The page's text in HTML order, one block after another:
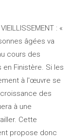
: «
âgées va
cours des
en Finistère. Si les
à l'œuvre se
des
à une
Cette
propose donc